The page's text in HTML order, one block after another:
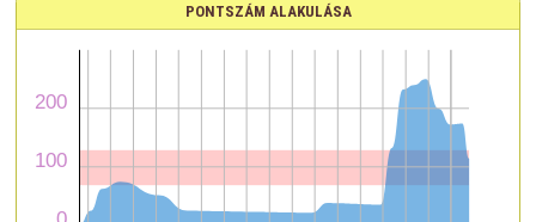
PONTSZÁM ALAKULÁSA